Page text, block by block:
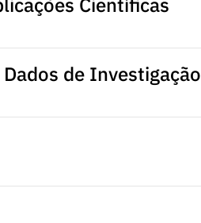
Científicas
de Investigação